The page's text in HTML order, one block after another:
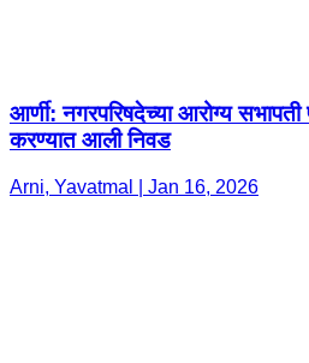
आर्णी: नगरपरिषदेच्या आरोग्य सभापती
करण्यात आली निवड
Arni, Yavatmal | Jan 16, 2026